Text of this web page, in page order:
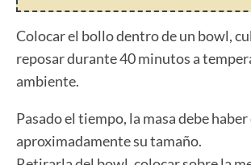
Colocar el bollo dentro de un bowl,
reposar durante 40 minutos a
ambiente.
Pasado el tiempo, la masa debe
aproximadamente su tamaño.